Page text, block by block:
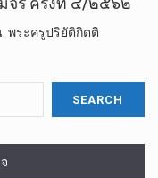
จร ครั้งที่ ๔/๒๕๖๒
พระครูปริยัติกิตติ